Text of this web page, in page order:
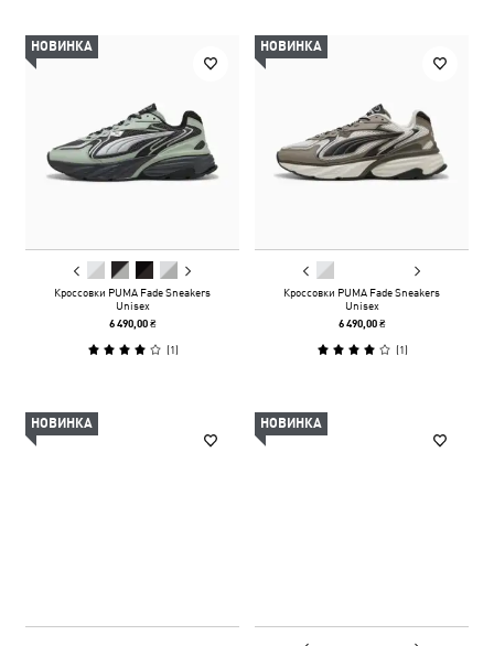
НОВИНКА
Кроссовки PUMA Fade Sneakers
Unisex
6 490,00 ₴
(1)
НОВИНКА
Кроссовки PUMA Fade Sneakers
Unisex
6 490,00 ₴
(1)
НОВИНКА НОВИНКА